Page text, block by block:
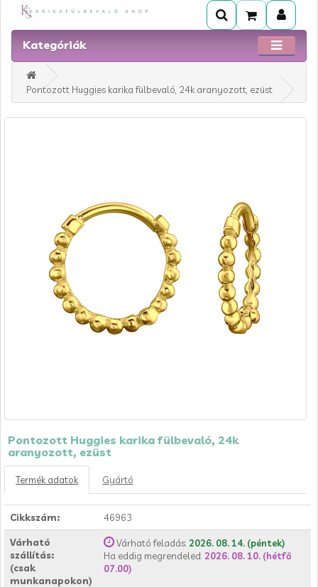
Kategóriák
Pontozott Huggies karika fülbevaló, 24k aranyozott, ezüst
Pontozott Huggies karika fülbevaló, 24k
aranyozott, ezüst
Termék adatok Gyártó
Cikkszám: 46963
Várható
szállítás:
(csak
munkanapokon)
Várható feladás: 2026. 08. 14. (péntek)
Ha eddig megrendeled: 2026. 08. 10. (hétfő
07.00)